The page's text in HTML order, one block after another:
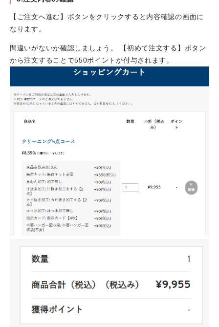
【ご注文へ進む】ボタンをクリックすると内容確認の画面に
なります。
間違いがないか確認しましょう。 【初めて注文する】ボタン
から注文することで550ポイントが付与されます。